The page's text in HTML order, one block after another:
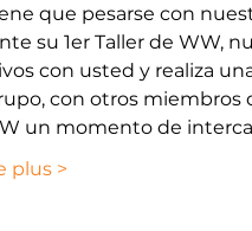
que pesarse con
con usted y realiza
con otros miembros
un momento de
plus >